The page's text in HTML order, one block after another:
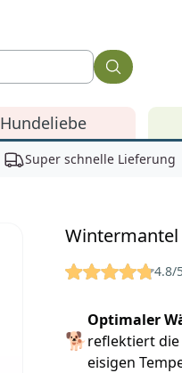
Hundeliebe
Super schnelle Lieferung
Reviews 4.8/
🐕
Optimaler
reflektiert
eisigen